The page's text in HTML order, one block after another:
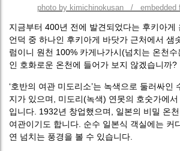
photo by kimichinokusan / embedded
지금부터 400년 전에 발견되었다는 후키아게
언덕 중 하나인 후키아게 바닷가 근처에서 샘
럼이니 원천 100% 카게나가시(넘치는 온천
인 호화로운 온천에 들어가 보지 않겠습니까?
‘호반의 여관 미도리소’는 녹색으로 둘러싸인
지가 있으며, 미도리(녹색) 연못의 호숫가에
입니다. 1932년 창업했으며, 일본의 비밀 온
여관이기도 합니다. 순수 일본식 객실에는 커
연 넘치는 풍경을 볼 수 있습니다.